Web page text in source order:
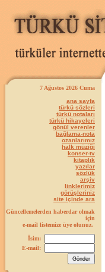
7 Ağustos 2026 Cuma
ana sayfa
türkü sözleri
türkü notaları
türkü hikayeleri
gönül verenler
bağlama-nota
ozanlarımız
halk müziği
konser-tv
kitaplık
yazılar
sözlük
arşiv
linklerimiz
görüşleriniz
site içinde ara
Güncellemelerden haberdar olmak
için
e-mail listemize üye olunuz.
İsim:
E-mail: